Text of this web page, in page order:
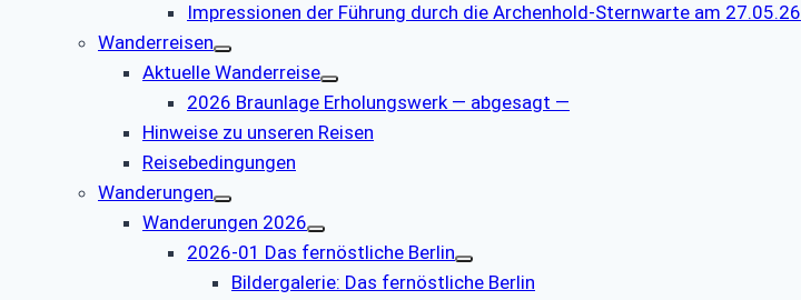
Impressionen der Führung durch die Archenhold-Sternwarte am 27.05.26
Wanderreisen
Aktuelle Wanderreise
2026 Braunlage Erholungswerk — abgesagt —
Hinweise zu unseren Reisen
Reisebedingungen
Wanderungen
Wanderungen 2026
2026-01 Das fernöstliche Berlin
Bildergalerie: Das fernöstliche Berlin